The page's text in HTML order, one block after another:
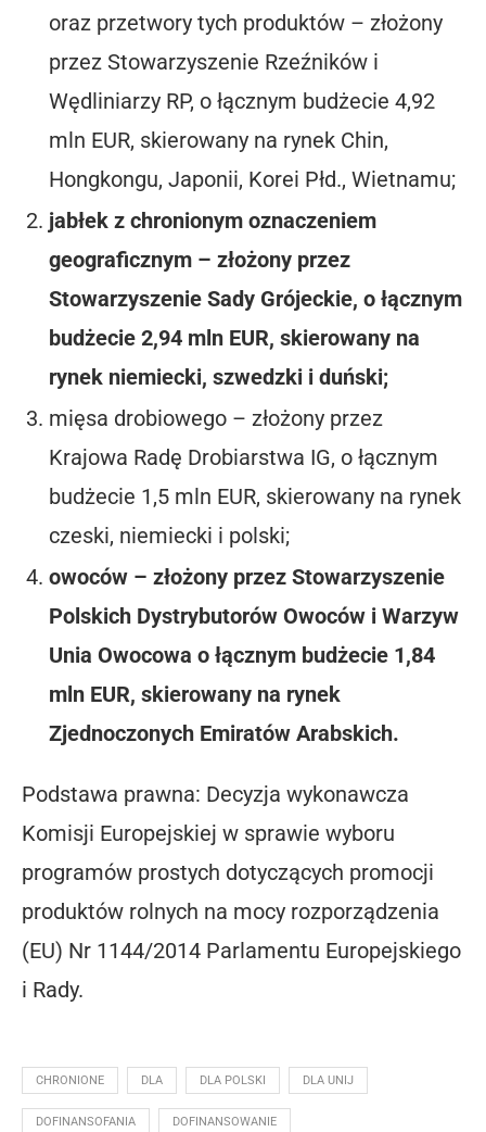
oraz przetwory tych produktów – złożony
przez Stowarzyszenie Rzeźników i
Wędliniarzy RP, o łącznym budżecie 4,92
mln EUR, skierowany na rynek Chin,
Hongkongu, Japonii, Korei Płd., Wietnamu;
jabłek z chronionym oznaczeniem
geograficznym – złożony przez
Stowarzyszenie Sady Grójeckie, o łącznym
budżecie 2,94 mln EUR, skierowany na
rynek niemiecki, szwedzki i duński;
mięsa drobiowego – złożony przez
Krajowa Radę Drobiarstwa IG, o łącznym
budżecie 1,5 mln EUR, skierowany na rynek
czeski, niemiecki i polski;
owoców – złożony przez Stowarzyszenie
Polskich Dystrybutorów Owoców i Warzyw
Unia Owocowa o łącznym budżecie 1,84
mln EUR, skierowany na rynek
Zjednoczonych Emiratów Arabskich.
Podstawa prawna: Decyzja wykonawcza
Komisji Europejskiej w sprawie wyboru
programów prostych dotyczących promocji
produktów rolnych na mocy rozporządzenia
(EU) Nr 1144/2014 Parlamentu Europejskiego
i Rady.
CHRONIONE DLA DLA POLSKI DLA UNIJ
DOFINANSOFANIA DOFINANSOWANIE